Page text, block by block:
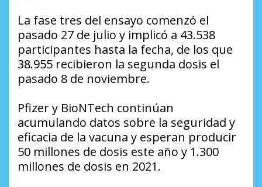
La fase tres del ensayo comenzó el
pasado 27 de julio y implicó a 43.538
participantes hasta la fecha, de los que
38.955 recibieron la segunda dosis el
pasado 8 de noviembre.
Pfizer y BioNTech continúan
acumulando datos sobre la seguridad y
eficacia de la vacuna y esperan producir
50 millones de dosis este año y 1.300
millones de dosis en 2021.